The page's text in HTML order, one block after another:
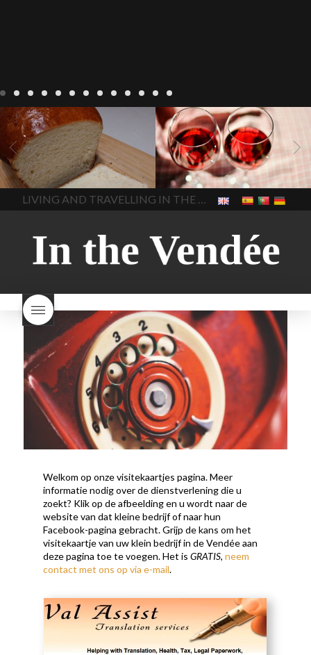
Recepten Wonen
baken in
Frankrijk bakken in de
Vendee
brood bakken
brood met gist gist brood
het beste brood hoe moet
ik brood bakken is melk
brood gezond is melkbrood
gezond mama's brood melk
brood melk brood en
wat is melkbrood
zijn melk
brood en brioche hetzelfde
brood
In The Vendee
Blog Wonen beaujolais
2022 Beaujolais Nouveau
2022 De wijnmakers laten
de druiventrossen gisten in
een anaërobe donderdag
17 november 2022 is
beaujolais dag hoe lang is
Beaujolais Nouveau
houdbaar hoeveel flessen
verkocht
is Beaujolais
Nouveau een fruitige wijn
kooldioxiderijke omgeving.
rose beaujolais nouveau
waar smaakt Beaujolais
Nouveau naar? wat is
Beaujolais Nouveau
wanneer is beaujolais dag
wanneer is beaujolais
nouveau dag
Wat is de dag
van Beaujolais Nouveau wat
is de traditie rond beaujolais
nouveau
wat maakt
Beaujolais Nouveau zo
speciaal wat zijn tannines
In The Vendee
LIVING AND TRAVELLING IN THE VENDÉE
Welkom op onze visitekaartjes pagina. Meer
informatie nodig over de dienstverlening die u
zoekt? Klik op de afbeelding en u wordt naar de
website van dat kleine bedrijf of naar hun
Facebook-pagina gebracht. Grijp de kans om het
visitekaartje van uw klein bedrijf in de Vendée aan
deze pagina toe te voegen. Het isGRATIS,neem
contact met ons op via e-mail.